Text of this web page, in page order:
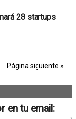
28 startups
Página siguiente »
en tu email: